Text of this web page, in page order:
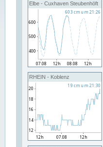
Elbe - Cuxhaven Steubenhöft
RHEIN - Koblenz